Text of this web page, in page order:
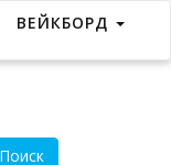
ВЕЙКБОРД